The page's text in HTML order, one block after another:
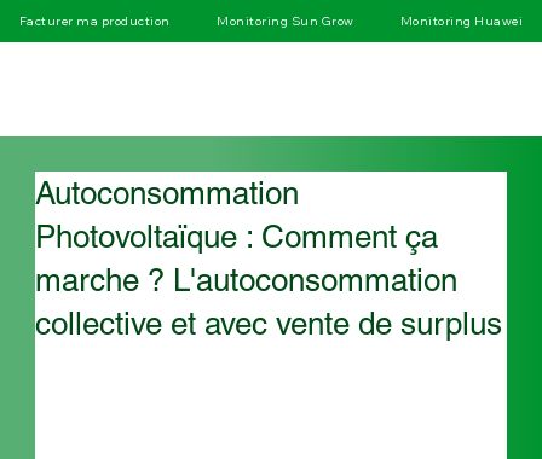
Facturer ma production Monitoring Sun Grow Monitoring Huawei
Autoconsommation
Photovoltaïque : Comment ça
marche ? L'autoconsommation
collective et avec vente de surplus